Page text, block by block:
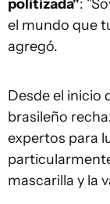
politizada":
el mundo que
agregó.
Desde el inicio
brasileño
expertos para
mascarilla y la